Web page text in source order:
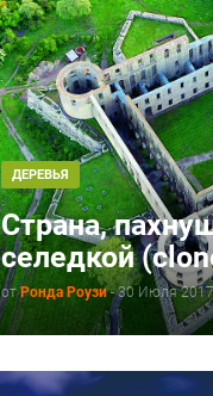
ДЕРЕВЬЯ
Страна,
селедкой
отРонда Роузи-30 Июля